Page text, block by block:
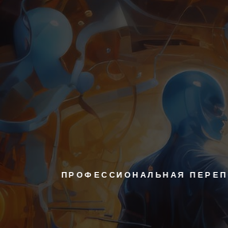
ПРОФЕССИОНАЛЬНАЯ